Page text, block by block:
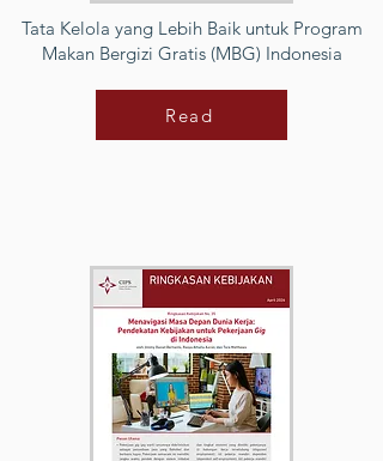
Tata Kelola yang Lebih Baik untuk Program
Makan Bergizi Gratis (MBG) Indonesia
Read